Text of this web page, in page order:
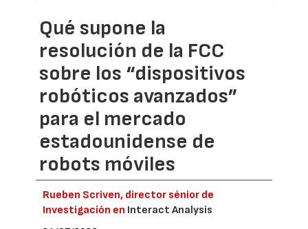
Qué supone la
resolución de la FCC
sobre los “dispositivos
robóticos avanzados”
para el mercado
estadounidense de
robots móviles
Rueben Scriven, director sénior de
Investigación en Interact Analysis